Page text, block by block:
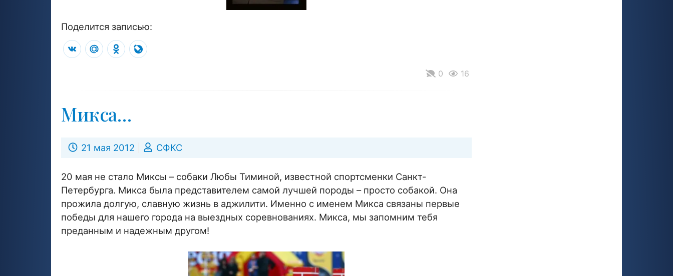
Поделится записью:
VK Mail.RuOdnoklassniki
0 16
Микса…
21 мая 2012 СФКС
20 мая не стало Миксы – собаки Любы Тиминой, известной спортсменки Санкт-
Петербурга. Микса была представителем самой лучшей породы – просто собакой. Она
прожила долгую, славную жизнь в аджилити. Именно с именем Микса связаны первые
победы для нашего города на выездных соревнованиях. Микса, мы запомним тебя
преданным и надежным другом!